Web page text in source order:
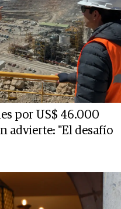
por US$ 46.000
advierte: "El desafío